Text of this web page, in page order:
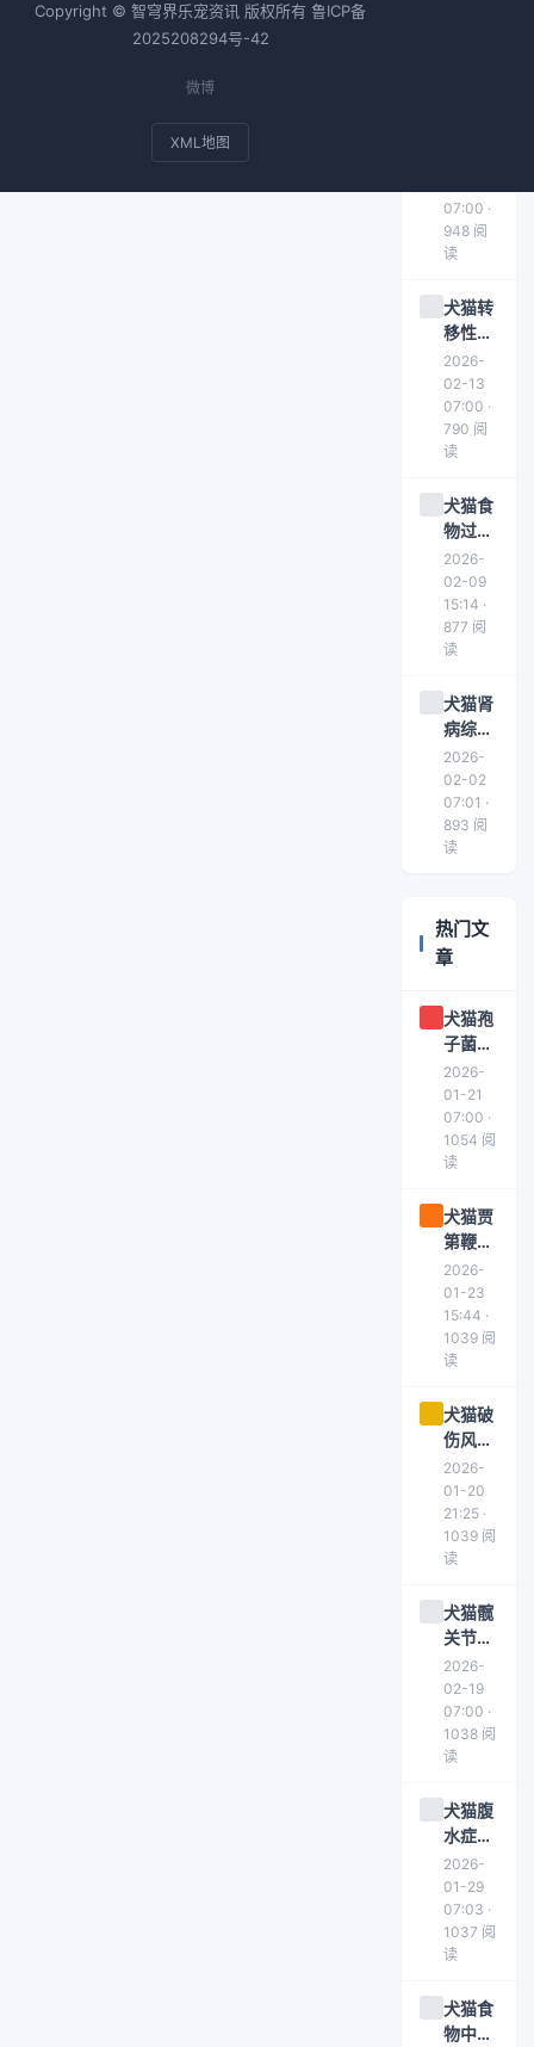
与症状
解析
07:00 ·
948 阅
读
犬猫转
移性肺
肿瘤症
状与治
疗方案
解析
2026-
02-13
07:00 ·
790 阅
读
犬猫食
物过敏
症状识
别与治
疗方案
详解
2026-
02-09
15:14 ·
877 阅
读
犬猫肾
病综合
征的症
状与治
疗方案
详解
2026-
02-02
07:01 ·
893 阅
读
热门文
章
犬猫孢
子菌病
症状与
治疗方
案详
解，科
学应对
染
2026-
01-21
07:00 ·
1054 阅
读
犬猫贾
第鞭毛
虫病症
状与治
疗方案
详解：
从诊断
指南
2026-
01-23
15:44 ·
1039 阅
读
犬猫破
伤风症
状识别
与治疗
方案详
解：从
局部强
身痉挛
2026-
01-20
21:25 ·
1039 阅
读
犬猫髋
关节脱
位症状
与治疗
方案解
析
2026-
02-19
07:00 ·
1038 阅
读
犬猫腹
水症状
识别与
治疗方
案详
解，帮
助宠物
腔积液
2026-
01-29
07:03 ·
1037 阅
读
犬猫食
物中毒
Copyright © 智穹界乐宠资讯 版权所有鲁ICP备
2025208294号-42
微博
XML地图